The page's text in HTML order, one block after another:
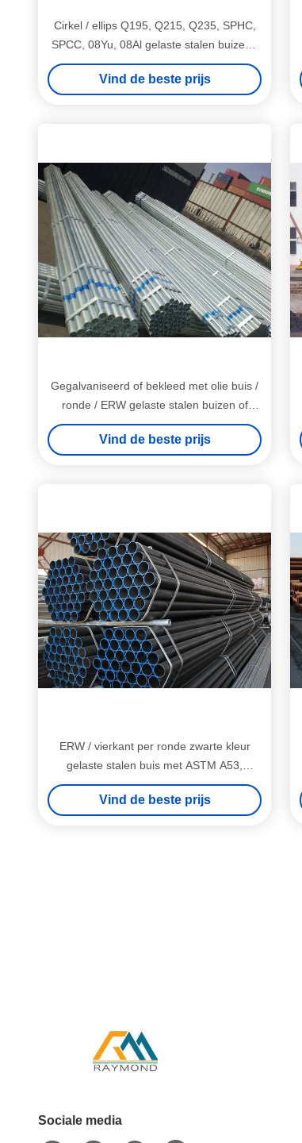
Cirkel / ellips Q195, Q215, Q235, SPHC,
SPCC, 08Yu, 08Al gelaste stalen buizen /
pijp
Vind de beste prijs
Gegalvaniseerd of bekleed met olie buis /
ronde / ERW gelaste stalen buizen of
vierkante Pipe
Vind de beste prijs
ERW / vierkant per ronde zwarte kleur
gelaste stalen buis met ASTM A53,
BS1387, DIN2244
Vind de beste prijs
Sociale media